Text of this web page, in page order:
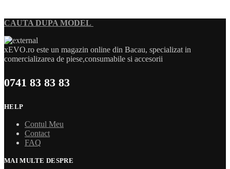
CAUTA DUPA MODEL
xEVO.ro este un magazin online din Bacau, specializat in
comercializarea de piese,consumabile si accesorii
0741 83 83 83
HELP
Contul Meu
Contact
FAQ
MAI MULTE DESPRE